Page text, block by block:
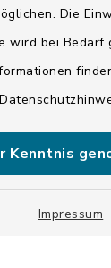
Die
wird bei Bedarf
Kenntnis
Impressum
ISIS 12